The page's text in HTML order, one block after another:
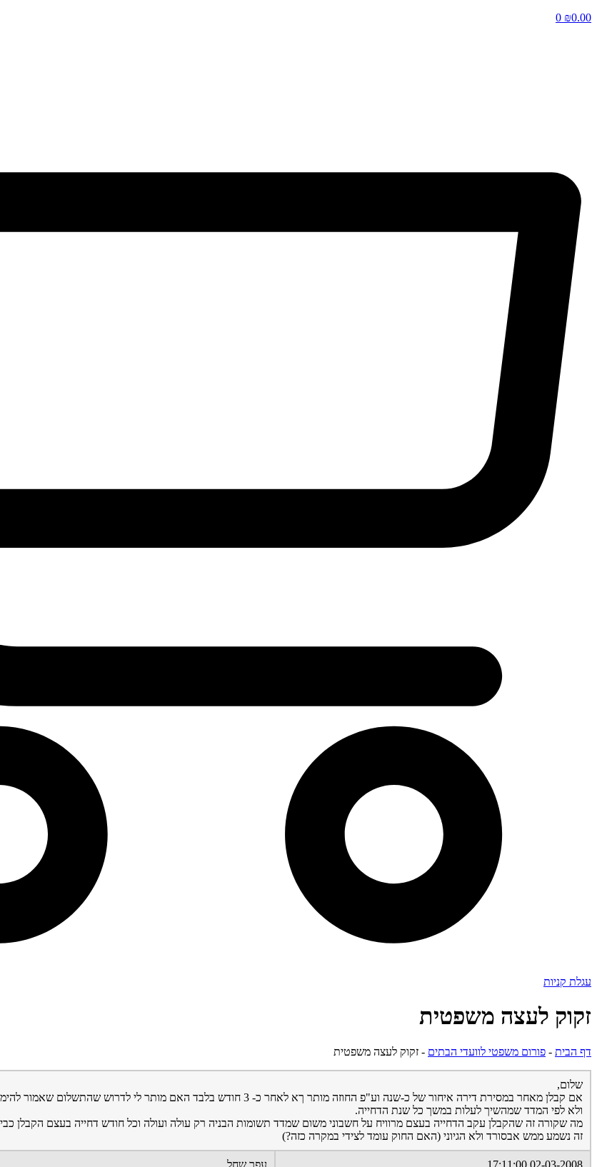
₪0.00
0
עגלת קניות
זקוק לעצה משפטית
דף הבית - פורום משפטי לוועדי הבתים - זקוק לעצה משפטית
שלום,
אם קבלן מאחר במסירת דירה איחור של כ-שנה וע"פ החוזה מותר ךא לאחר כ- 3 חודש
ולא לפי המדד שמהשיך לעלות במשך כל שנת הדחייה.
מה שקורה זה שהקבלן עקב הדחייה בעצם מרוויח על חשבוני משום שמדד תשומות הבניה רק עולה ועולה וכל חודש דחייה בעצם הקבלן
זה נשמע ממש אבסורד ולא הגיוני (האם החוק עומד לצידי במקרה כזה?)
02-03-2008 17:11:00 עפר שחל